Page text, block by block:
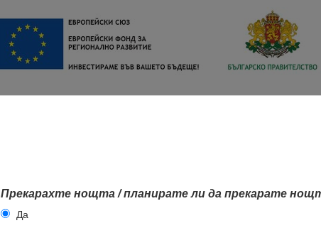
Прекарахте нощта / планирате ли да прекарате
Да